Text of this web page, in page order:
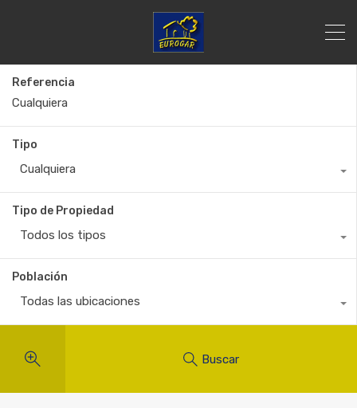
Referencia
Tipo
Cualquiera
Tipo de Propiedad
Todos los tipos
Población
Todas las ubicaciones
Buscar